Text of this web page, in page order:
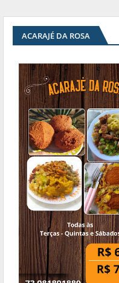
ACARAJÉ DA ROSA